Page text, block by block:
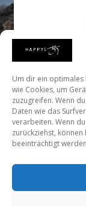
Um dir ein optimales
wie Cookies, um
zuzugreifen. Wenn
Daten wie das
verarbeiten. Wenn
zurückziehst,
beeinträchtigt
https://
Allgemeine
Stephanie